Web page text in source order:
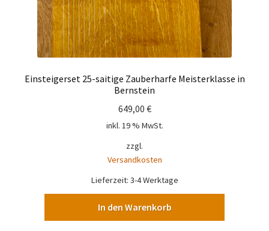
Einsteigerset 25-saitige Zauberharfe Meisterklasse in
Bernstein
649,00 €
inkl. 19 % MwSt.
zzgl.
Versandkosten
Lieferzeit: 3-4 Werktage
In den Warenkorb